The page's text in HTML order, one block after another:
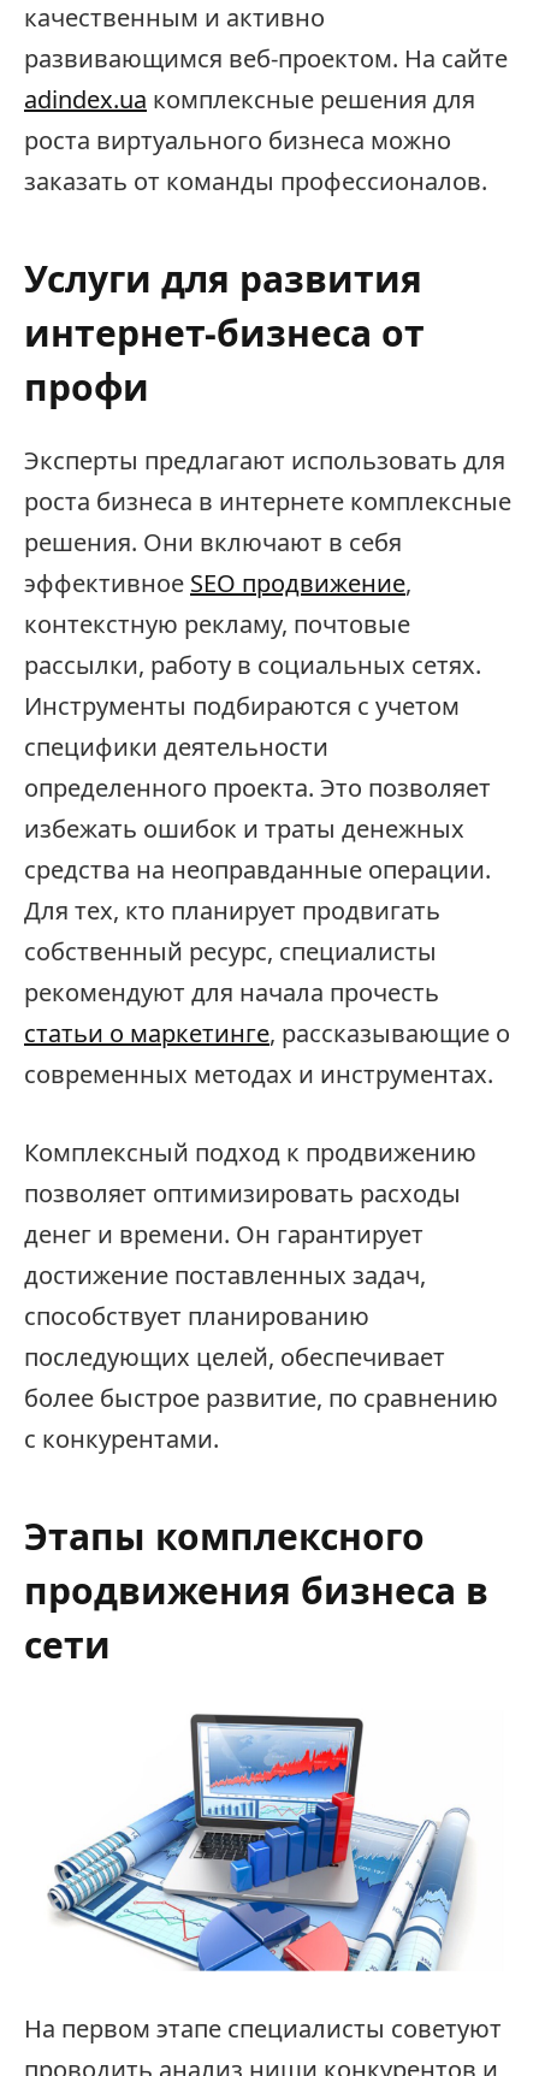
качественным и активно
развивающимся веб-проектом. На сайте
adindex.ua комплексные решения для
роста виртуального бизнеса можно
заказать от команды профессионалов.
Услуги для развития
интернет-бизнеса от
профи
Эксперты предлагают использовать для
роста бизнеса в интернете комплексные
решения. Они включают в себя
эффективное SEO продвижение,
контекстную рекламу, почтовые
рассылки, работу в социальных сетях.
Инструменты подбираются с учетом
специфики деятельности
определенного проекта. Это позволяет
избежать ошибок и траты денежных
средства на неоправданные операции.
Для тех, кто планирует продвигать
собственный ресурс, специалисты
рекомендуют для начала прочесть
статьи о маркетинге, рассказывающие о
современных методах и инструментах.
Комплексный подход к продвижению
позволяет оптимизировать расходы
денег и времени. Он гарантирует
достижение поставленных задач,
способствует планированию
последующих целей, обеспечивает
более быстрое развитие, по сравнению
с конкурентами.
Этапы комплексного
продвижения бизнеса в
сети
На первом этапе специалисты советуют
проводить анализ ниши конкурентов и